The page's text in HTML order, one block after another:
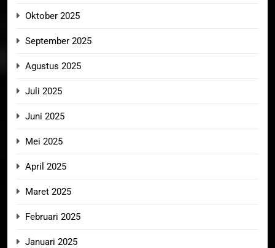
Oktober 2025
September 2025
Agustus 2025
Juli 2025
Juni 2025
Mei 2025
April 2025
Maret 2025
Februari 2025
Januari 2025